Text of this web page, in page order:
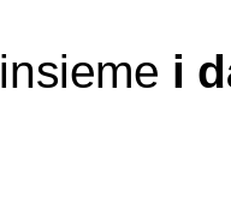
insieme i